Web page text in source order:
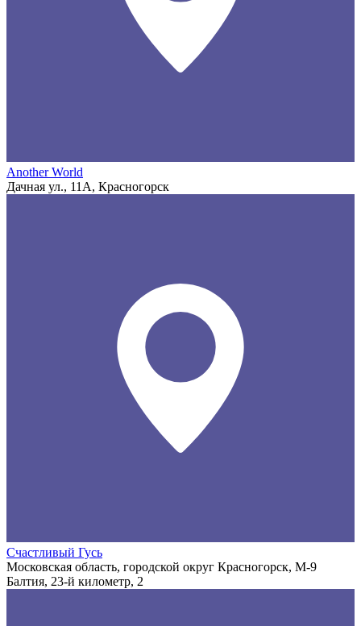
Another World
Дачная ул., 11А, Красногорск
Счастливый Гусь
Московская область, городской округ Красногорск, М-9
Балтия, 23-й километр, 2